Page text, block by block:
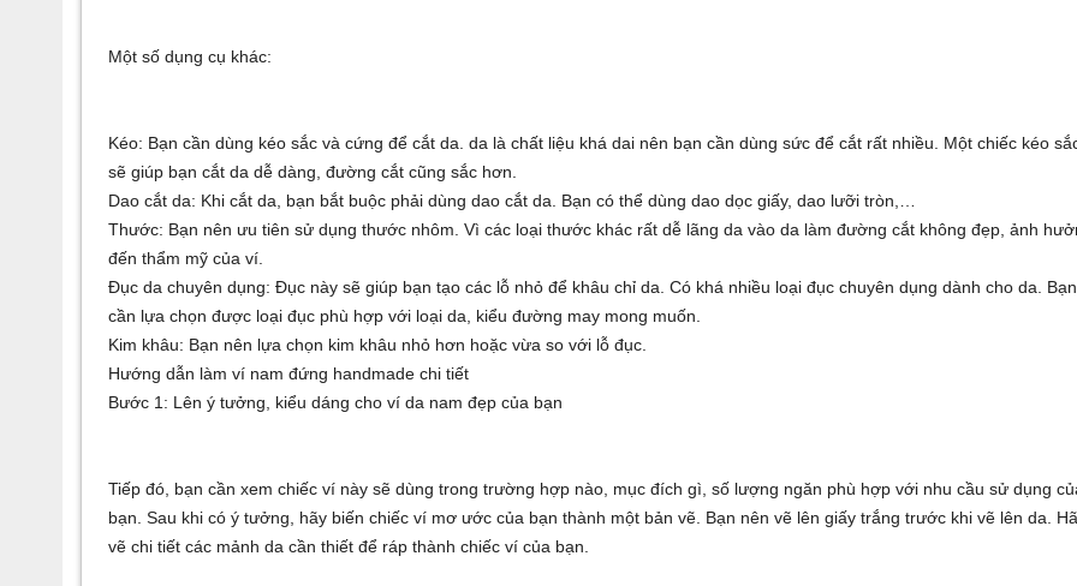
Một số dụng cụ khác:
Kéo: Bạn cần dùng kéo sắc và cứng để cắt da. da là chất liệu khá dai nên bạn cần dùng sức để cắt rất nhiều. Một chiếc kéo
sẽ giúp bạn cắt da dễ dàng, đường cắt cũng sắc hơn.
Dao cắt da: Khi cắt da, bạn bắt buộc phải dùng dao cắt da. Bạn có thể dùng dao dọc giấy, dao lưỡi tròn,…
Thước: Bạn nên ưu tiên sử dụng thước nhôm. Vì các loại thước khác rất dễ lãng da vào da làm đường cắt không đẹp, ảnh
đến thẩm mỹ của ví.
Đục da chuyên dụng: Đục này sẽ giúp bạn tạo các lỗ nhỏ để khâu chỉ da. Có khá nhiều loại đục chuyên dụng dành cho da. Bạn
cần lựa chọn được loại đục phù hợp với loại da, kiểu đường may mong muốn.
Kim khâu: Bạn nên lựa chọn kim khâu nhỏ hơn hoặc vừa so với lỗ đục.
Hướng dẫn làm ví nam đứng handmade chi tiết
Bước 1: Lên ý tưởng, kiểu dáng cho ví da nam đẹp của bạn
Tiếp đó, bạn cần xem chiếc ví này sẽ dùng trong trường hợp nào, mục đích gì, số lượng ngăn phù hợp với nhu cầu sử dụng
bạn. Sau khi có ý tưởng, hãy biến chiếc ví mơ ước của bạn thành một bản vẽ. Bạn nên vẽ lên giấy trắng trước khi vẽ lên da.
vẽ chi tiết các mảnh da cần thiết để ráp thành chiếc ví của bạn.